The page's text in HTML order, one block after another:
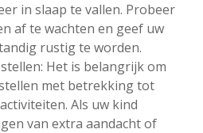
in slaap te vallen. Probeer
af te wachten en geef uw
rustig te worden.
Het is belangrijk om
met betrekking tot
Als uw kind
van extra aandacht of